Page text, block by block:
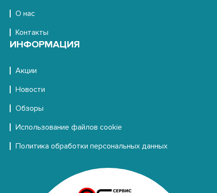
О нас
Контакты
ИНФОРМАЦИЯ
Акции
Новости
Обзоры
Использование файлов cookie
Политика обработки персональных данных